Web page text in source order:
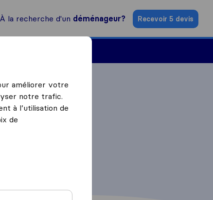
À la recherche d'un déménageur? Recevoir 5 devis
améliorer votre
notre trafic.
à l’utilisation de
de